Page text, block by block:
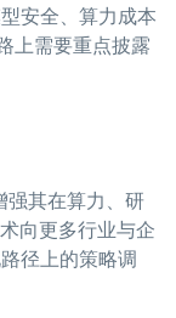
安全、算力成本
上需要重点披露
强其在算力、研
向更多行业与企
径上的策略调